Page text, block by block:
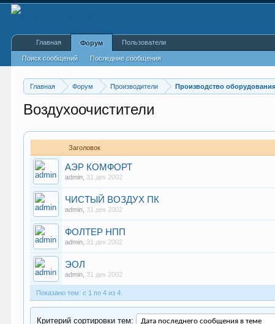
Главная Форум Производители Производство
Воздухоочистители
Заголовок
АЭР КОМФОРТ
admin 31 дек 2002
ЧИСТЫЙ ВОЗДУХ ПК
admin 31 дек 2002
ФОЛТЕР НПП
admin 31 дек 2002
ЭОЛ
admin 31 дек 2002
Показано тем: с 1 по 4 из 4.
Критерий сортировки тем:
Главная Форум
Поиск сообщений Последние сообщения
Пользователи